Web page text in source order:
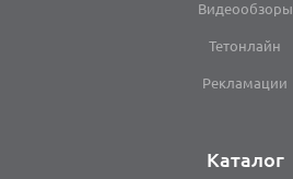
Видеообзоры
Тетонлайн
Рекламации
Каталог